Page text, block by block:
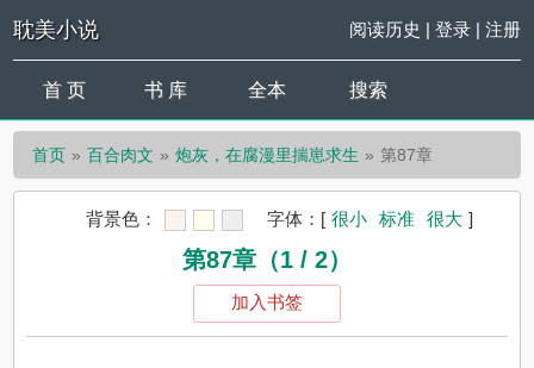
耽美小说 阅读历史 | 登录| 注册
首 页 书 库 全本 搜索
首页 百合肉文 炮灰，在腐漫里揣崽求生 第87章
背景色： 字体： [ 很小 标准 很大 ]
第87章（1 / 2）
加入书签